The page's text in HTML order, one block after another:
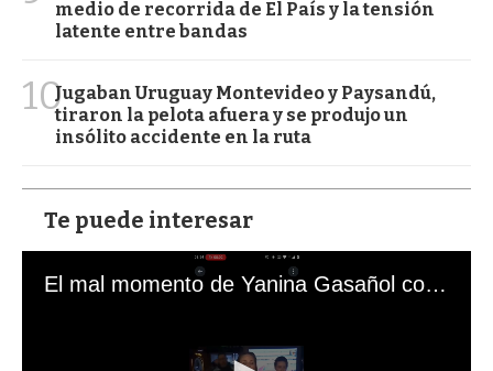
medio de recorrida de El País y la tensión
latente entre bandas
10Jugaban Uruguay Montevideo y Paysandú,
tiraron la pelota afuera y se produjo un
insólito accidente en la ruta
Te puede interesar
El mal momento de Yanina Gasañol con un hincha argentino en "Subrayado"